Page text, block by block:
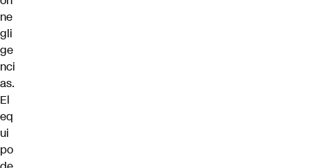
ne
gli
ge
nci
as.
El
eq
ui
po